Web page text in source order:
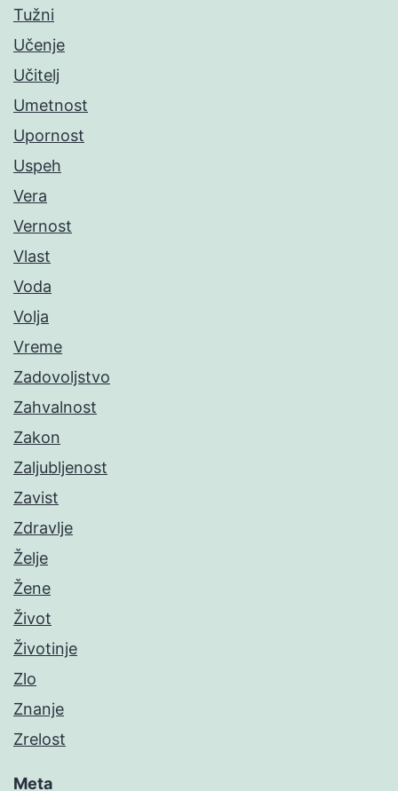
Tužni
Učenje
Učitelj
Umetnost
Upornost
Uspeh
Vera
Vernost
Vlast
Voda
Volja
Vreme
Zadovoljstvo
Zahvalnost
Zakon
Zaljubljenost
Zavist
Zdravlje
Želje
Žene
Život
Životinje
Zlo
Znanje
Zrelost
Meta